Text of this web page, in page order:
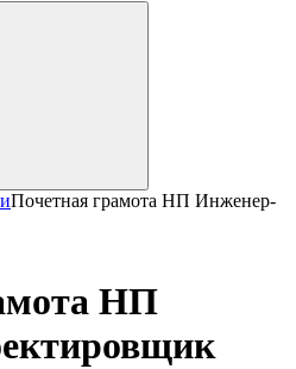
Почетная грамота НП Инженер-
НП